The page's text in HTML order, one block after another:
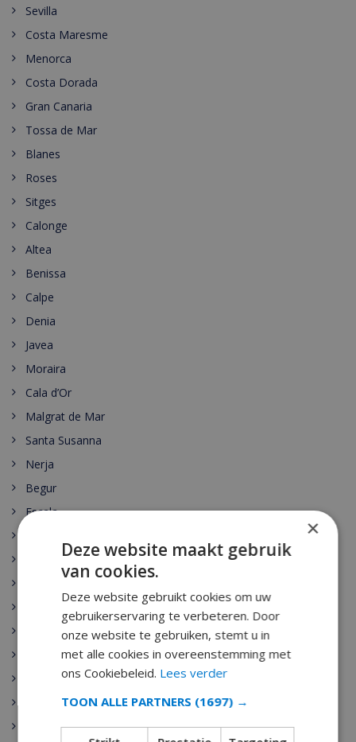
Sevilla
Costa Maresme
Menorca
Costa Dorada
Gran Canaria
Tossa de Mar
Blanes
Roses
Sitges
Calonge
Altea
Benissa
Calpe
Denia
Javea
Moraira
Cala d’Or
Malgrat de Mar
Santa Susanna
Nerja
Begur
Escala
Sant Antoni de Calonge
Tamariu
Sant Feliu de Guixols
Pineda de Mar
×
Deze website maakt gebruik
van cookies.
Deze website gebruikt cookies om uw
gebruikerservaring te verbeteren. Door
onze website te gebruiken, stemt u in
met alle cookies in overeenstemming met
ons Cookiebeleid. Lees verder
TOON ALLE PARTNERS (1697) →